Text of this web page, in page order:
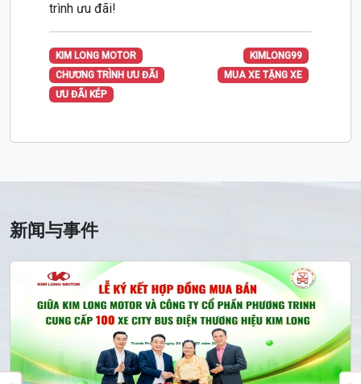
trình ưu đãi!
KIM LONG MOTOR
KIMLONG99
CHƯƠNG TRÌNH ƯU ĐÃI
MUA XE TẶNG XE
ƯU ĐÃI KÉP
新闻与事件